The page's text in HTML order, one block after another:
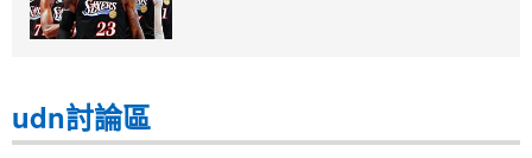
udn討論區